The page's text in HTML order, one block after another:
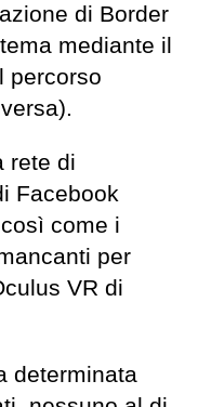
di Border
mediante il
percorso
rete di
Facebook
come i
per
VR di
determinata